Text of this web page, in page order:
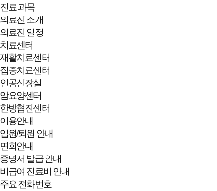
진료 과목
의료진 소개
의료진 일정
치료센터
재활치료센터
집중치료센터
인공신장실
암요양센터
한방협진센터
이용안내
입원/퇴원 안내
면회안내
증명서 발급 안내
비급여 진료비 안내
주요 전화번호